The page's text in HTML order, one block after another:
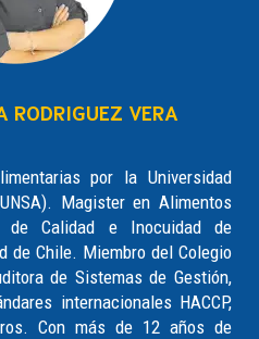
RODRIGUEZ VERA
por la Universidad
Magister en Alimentos
de Calidad e Inocuidad de
de Chile. Miembro del Colegio
de Sistemas de Gestión,
internacionales HACCP,
Con más de 12 años de